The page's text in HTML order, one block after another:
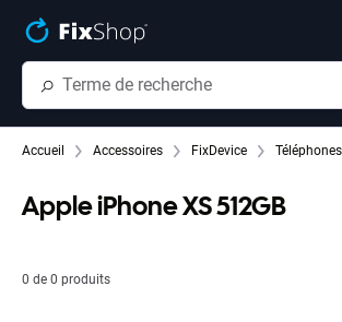
Accueil Accessoires FixDevice
Apple iPhone XS 512GB
0 de 0 produits